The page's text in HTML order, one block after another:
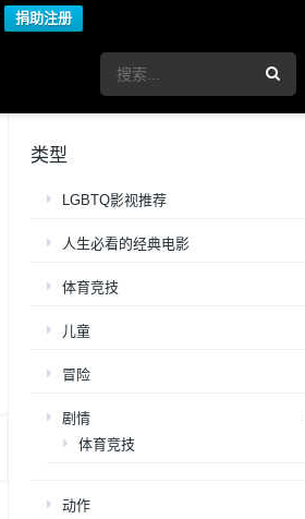
捐助注册
类型
LGBTQ影视推荐
人生必看的经典电影
体育竞技
儿童
冒险
剧情
体育竞技
动作